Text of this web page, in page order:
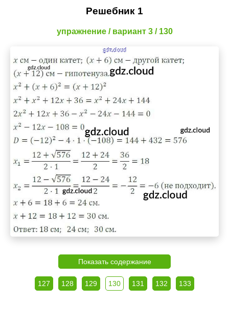
Решебник 1
упражнение / вариант 3 / 130
Показать содержание
127 128 129 130 131 132 133